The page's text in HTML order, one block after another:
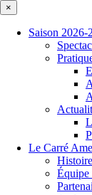
×
Saison 2026-
Le Carré
Équipe